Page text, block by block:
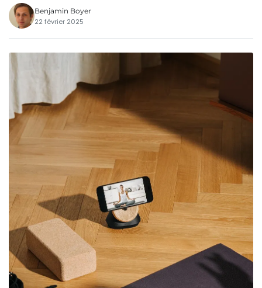
Benjamin Boyer
22 février 2025